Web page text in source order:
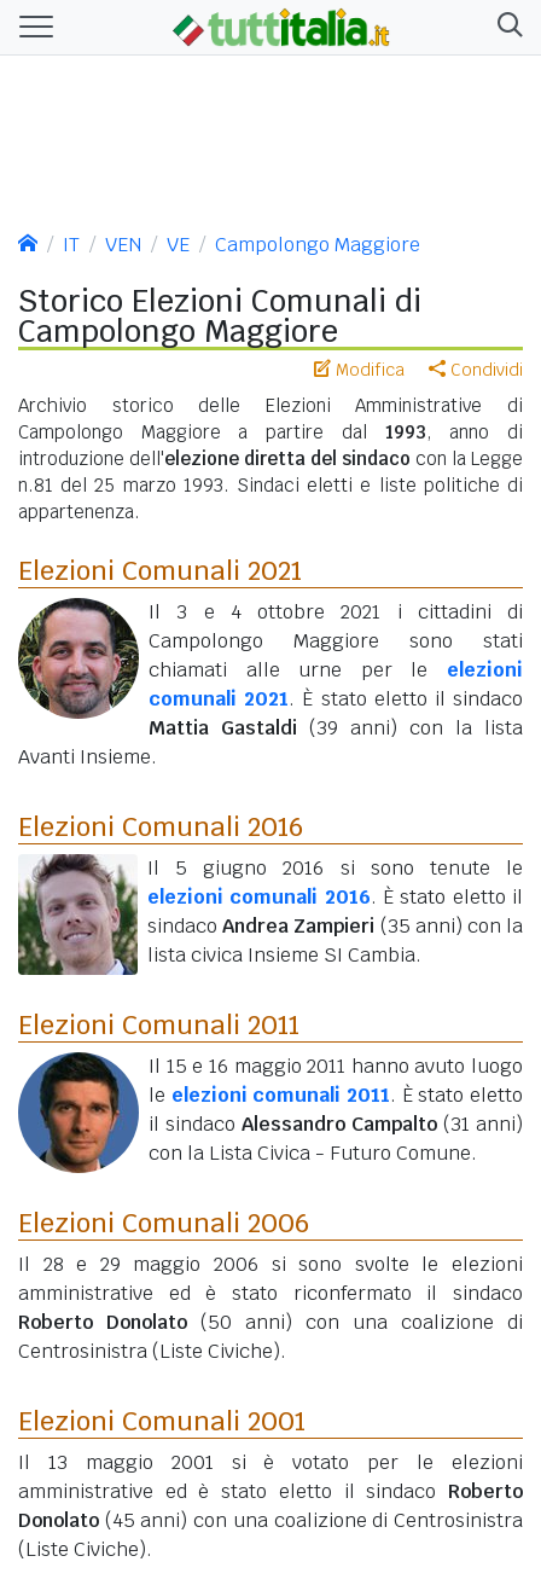
IT VEN VE Campolongo Maggiore
Storico Elezioni Comunali di
Campolongo Maggiore
Modifica Condividi
Archivio storico delle Elezioni Amministrative di
Campolongo Maggiore a partire dal 1993, anno di
introduzione dell'elezione diretta del sindaco con la Legge
n.81 del 25 marzo 1993. Sindaci eletti e liste politiche di
appartenenza.
Elezioni Comunali 2021
Il 3 e 4 ottobre 2021 i cittadini di
Campolongo Maggiore sono stati
chiamati alle urne per le elezioni
comunali 2021. È stato eletto il sindaco
Mattia Gastaldi (39 anni) con la lista
Avanti Insieme.
Elezioni Comunali 2016
Il 5 giugno 2016 si sono tenute le
elezioni comunali 2016. È stato eletto il
sindacoAndrea Zampieri (35 anni) con la
lista civica Insieme SI Cambia.
Elezioni Comunali 2011
Il 15 e 16 maggio 2011 hanno avuto luogo
le elezioni comunali 2011. È stato eletto
il sindaco Alessandro Campalto (31 anni)
con la Lista Civica - Futuro Comune.
Elezioni Comunali 2006
Il 28 e 29 maggio 2006 si sono svolte le elezioni
amministrative ed è stato riconfermato il sindaco
Roberto Donolato (50 anni) con una coalizione di
Centrosinistra (Liste Civiche).
Elezioni Comunali 2001
Il 13 maggio 2001 si è votato per le elezioni
amministrative ed è stato eletto il sindaco Roberto
Donolato (45 anni) con una coalizione di Centrosinistra
(Liste Civiche).